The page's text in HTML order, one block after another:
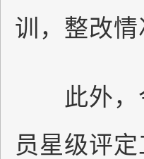
训，整改
此外，
员星级评